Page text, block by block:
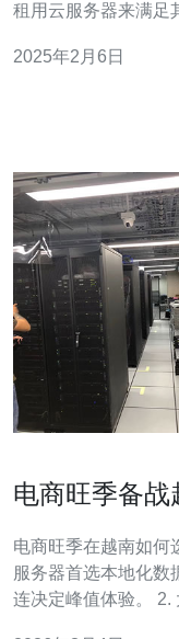
租用云服务器来满足
同用户的需求。 以下是一些在越南市场上比较受欢迎的云
2025年2月6日
电商旺季备战
电商旺季在越南如何选云
服务器首选本地化数
连决定峰值体验。 2. 大流量考验的不只是CPU和内存，更